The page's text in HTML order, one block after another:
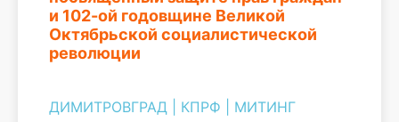
и 102-ой годовщине Великой
Октябрьской социалистической
революции
ДИМИТРОВГРАД КПРФ МИТИНГ